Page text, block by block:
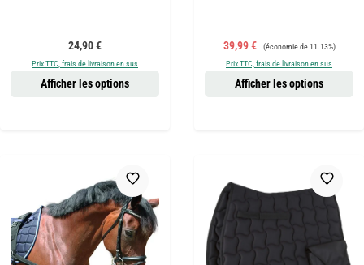
Prix régulier :
24,90 €
Prix TTC, frais de livraison en sus
Afficher les options
Prix de vente :
39,99 € Prix régulier :
(économie de 11.13%)
Prix TTC, frais de livraison en sus
Afficher les options